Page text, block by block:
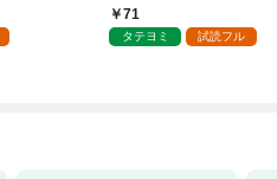
とになりま
させてみせます
71
タテヨミ 試読フル